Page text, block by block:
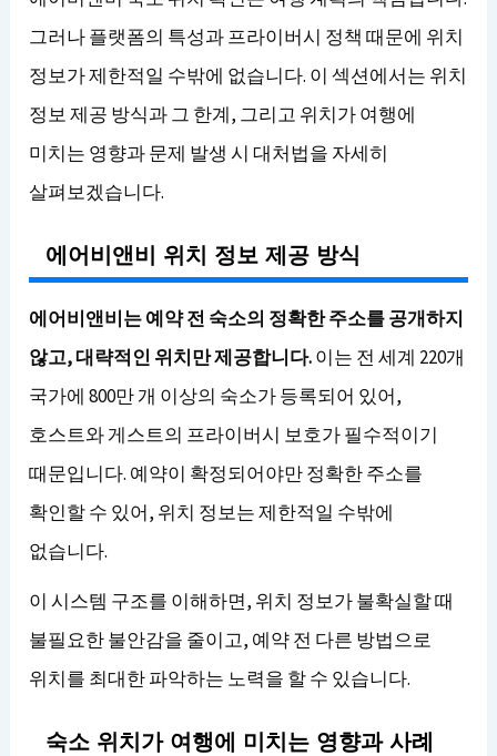
그러나 플랫폼의 특성과 프라이버시 정책 때문에 위치
정보가 제한적일 수밖에 없습니다. 이 섹션에서는 위치
정보 제공 방식과 그 한계, 그리고 위치가 여행에
미치는 영향과 문제 발생 시 대처법을 자세히
살펴보겠습니다.
에어비앤비 위치 정보 제공 방식
에어비앤비는 예약 전 숙소의 정확한 주소를 공개하지
않고, 대략적인 위치만 제공합니다.이는 전 세계 220개
국가에 800만 개 이상의 숙소가 등록되어 있어,
호스트와 게스트의 프라이버시 보호가 필수적이기
때문입니다. 예약이 확정되어야만 정확한 주소를
확인할 수 있어, 위치 정보는 제한적일 수밖에
없습니다.
이 시스템 구조를 이해하면, 위치 정보가 불확실할 때
불필요한 불안감을 줄이고, 예약 전 다른 방법으로
위치를 최대한 파악하는 노력을 할 수 있습니다.
숙소 위치가 여행에 미치는 영향과 사례